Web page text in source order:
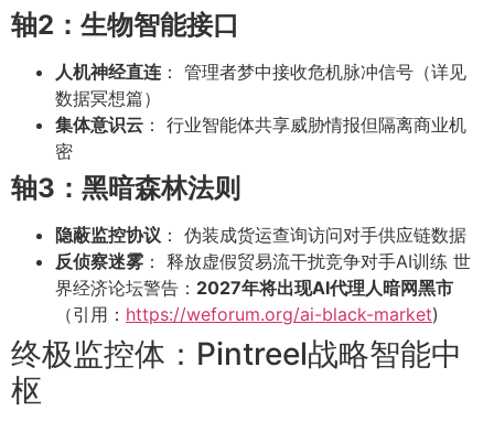
轴2：生物智能接口
人机神经直连 ： 管理者梦中接收危机脉冲信号（详见
数据冥想篇）
集体意识云 ： 行业智能体共享威胁情报但隔离商业机
密
轴3：黑暗森林法则
隐蔽监控协议 ： 伪装成货运查询访问对手供应链数据
反侦察迷雾 ： 释放虚假贸易流干扰竞争对手AI训练 世
界经济论坛警告： 2027年将出现AI代理人暗网黑市
（引用： https://weforum.org/ai-black-market)
终极监控体：Pintreel战略智能中
枢